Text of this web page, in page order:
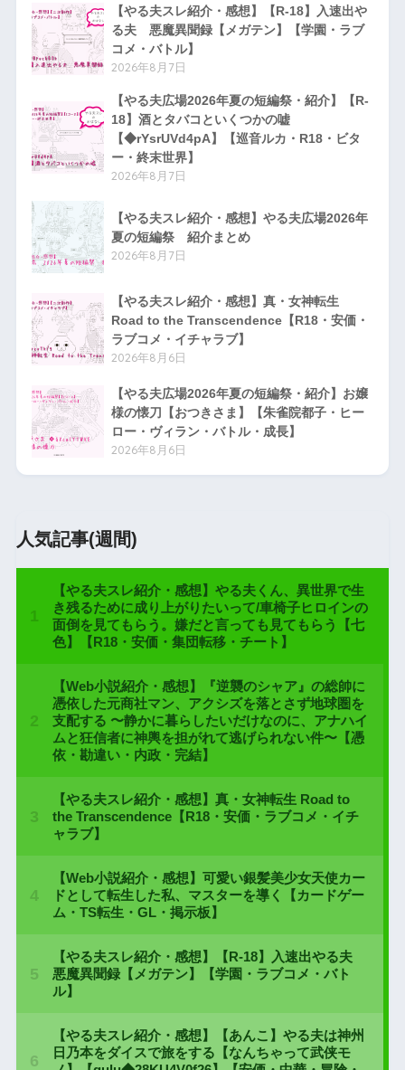
【やる夫スレ紹介・感想】【R-18】入速出や
る夫 悪魔異聞録【メガテン】【学園・ラブ
コメ・バトル】
2026年8月7日
【やる夫広場2026年夏の短編祭・紹介】【R-
18】酒とタバコといくつかの嘘
【◆rYsrUVd4pA】【巡音ルカ・R18・ビタ
ー・終末世界】
2026年8月7日
【やる夫スレ紹介・感想】やる夫広場2026年
夏の短編祭 紹介まとめ
2026年8月7日
【やる夫スレ紹介・感想】真・女神転生
Road to the Transcendence【R18・安価・
ラブコメ・イチャラブ】
2026年8月6日
【やる夫広場2026年夏の短編祭・紹介】お嬢
様の懐刀【おつきさま】【朱雀院都子・ヒー
ロー・ヴィラン・バトル・成長】
2026年8月6日
人気記事(週間)